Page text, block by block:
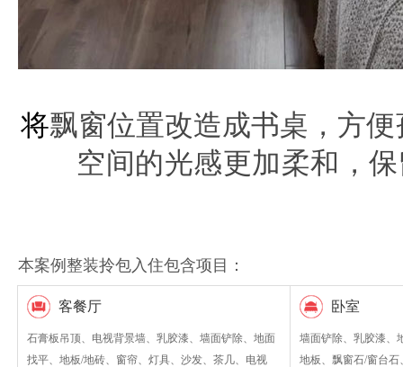
将飘窗位置改造成书桌， 方
空间的光感更加柔和，
本案例整装拎包入住包含项目：
客餐厅
石膏板吊顶、电视背景墙、乳胶漆、墙面铲除、地面
找平、地板/地砖、窗帘、灯具、沙发、茶几、电视
卧室
墙面铲除、乳胶漆、
地板、飘窗石/窗台